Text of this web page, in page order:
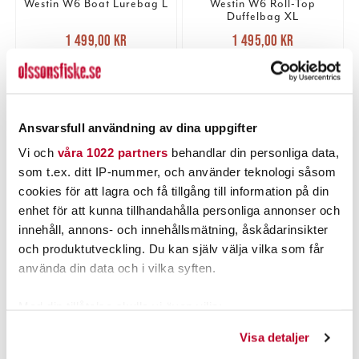
Ansvarsfull användning av dina uppgifter
Vi och våra 1022 partners behandlar din personliga data,
som t.ex. ditt IP-nummer, och använder teknologi såsom
cookies för att lagra och få tillgång till information på din
enhet för att kunna tillhandahålla personliga annonser och
innehåll, annons- och innehållsmätning, åskådarinsikter
och produktutveckling. Du kan själv välja vilka som får
använda din data och i vilka syften.
Visa detaljer
Westin W6 Boat Lurebag L
Nuvarande pris
1 499,00 krTidigare pris
1 849,95 kr
1 499,00 kr
1 ST
Westin W6 Roll-Top
Duffelbag XL
Nuvarande pris
1 495,00 krTidigare pris
1 699,95 kr
1 495,00 kr
1 699,95 kr
PRODUKTBESKRIVNING